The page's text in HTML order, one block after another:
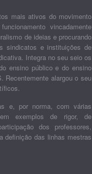
mais ativos do movimento
vincadamente
de ideias e procurando
sindicatos e instituições de
Integra no seu seio os
ensino público e do ensino
Recentemente alargou o seu
e, por norma, com várias
exemplos de rigor, de
dos professores,
definição das linhas mestras